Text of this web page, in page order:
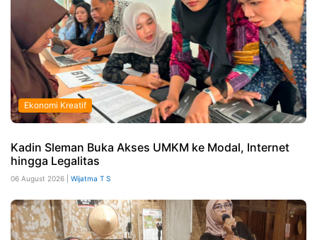
Ekonomi Kreatif
Kadin Sleman Buka Akses UMKM ke Modal, Internet
hingga Legalitas
06 August 2026 | Wijatma T S